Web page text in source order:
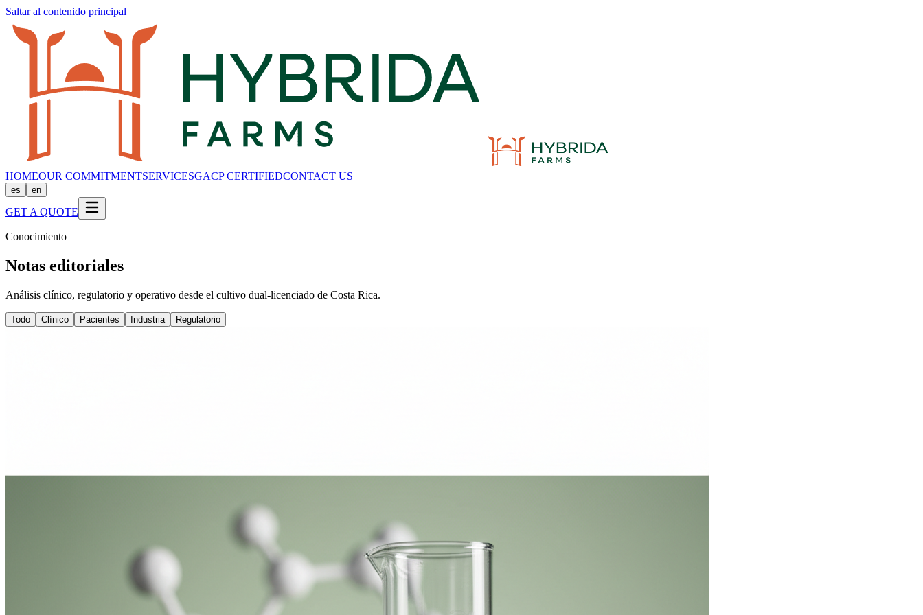
Saltar al contenido principal
HOMEOUR COMMITMENTSERVICESGACP CERTIFIEDCONTACT US
es en
GET A QUOTE
Conocimiento
Notas editoriales
Análisis clínico, regulatorio y operativo desde el cultivo dual-licenciado de Costa Rica.
Todo Clínico Pacientes Industria Regulatorio